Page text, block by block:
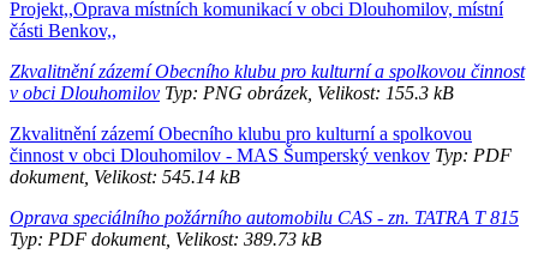
Projekt,,Oprava místních komunikací v obci Dlouhomilov, místní
části Benkov,,
Zkvalitnění zázemí Obecního klubu pro kulturní a spolkovou činnost
v obci Dlouhomilov Typ: PNG obrázek, Velikost: 155.3 kB
Zkvalitnění zázemí Obecního klubu pro kulturní a spolkovou
činnost v obci Dlouhomilov - MAS Šumperský venkov Typ: PDF
dokument, Velikost: 545.14 kB
Oprava speciálního požárního automobilu CAS - zn. TATRA T 815
Typ: PDF dokument, Velikost: 389.73 kB